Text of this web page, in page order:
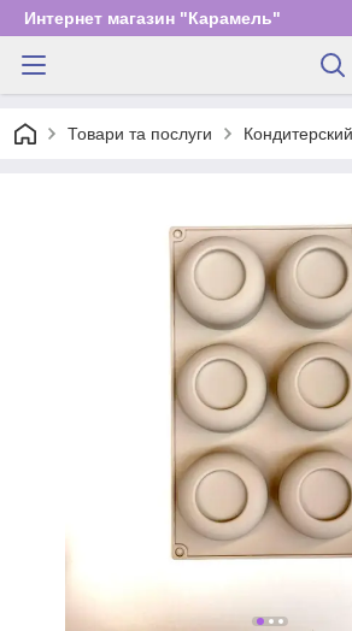
Интернет магазин "Карамель"
Товари та послуги